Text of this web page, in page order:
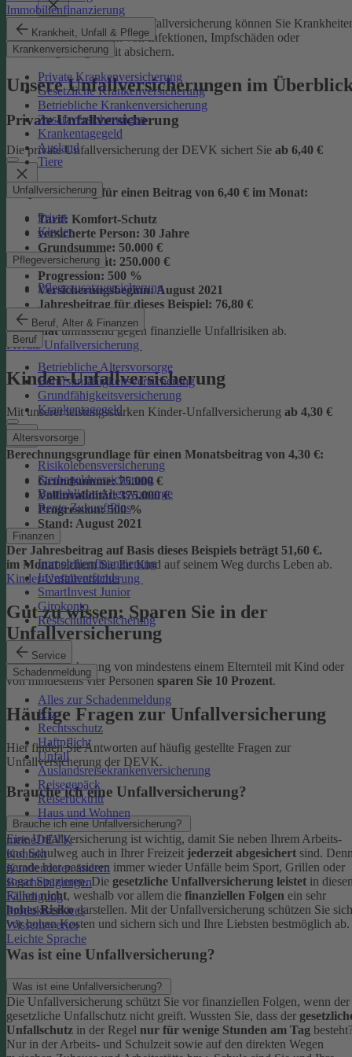
Immobilienfinanzierung
Krankheit, Unfall & Pflege
Krankenversicherung
Private Krankenversicherung
Gesetzliche Krankenversicherung
Betriebliche Krankenversicherung
Zusatzversicherungen
Krankentagegeld
Ausland
Tiere
Unfallversicherung
Privat
Kinder
Pflegeversicherung
Pflegezusatzversicherung
Beruf, Alter & Finanzen
Beruf
Betriebliche Altersvorsorge
Berufsunfähigkeitsversicherung
Grundfähigkeitsversicherung
Krankentagegeld
Altersvorsorge
Risikolebensversicherung
Sterbegeldversicherung
Betriebliche Altersvorsorge
Rente ZukunftPlus
Finanzen
Immobilienfinanzierung
Investmentfonds
SmartInvest Junior
Girokonto
Restschuldversicherung
Service
Schadenmeldung
Alles zur Schadenmeldung
Kfz
Rechtsschutz
Haftpflicht
Unfall
Auslandsreisekrankenversicherung
Reisegepäck
Reiserücktritt
Haus und Wohnen
meineDEVK
Kontakt
Kundendaten ändern
Bescheinigungen
Kündigung
Produktservices
Wissenswertes
Leichte Sprache
Mit der Junior-Plus-Unfallversicherung können Sie
sowie die Folgen von Infektionen, Impfschäden oder
Vergiftungen mit absichern.
Unsere Unfallversicherungen im
Private Unfallversicherung
Die private Unfallversicherung der DEVK sichert Sie ab 6,40 €
Beispielrechnung für einen Beitrag von 6,40 € im Monat:
Tarif: Komfort-Schutz
versicherte Person: 30 Jahre
Grundsumme: 50.000 €
Vollinvalidität: 250.000 €
Progression: 500 %
Versicherungsbeginn:August 2021
Jahresbeitrag für dieses Beispiel: 76,80 €
im Monatumfassend gegen finanzielle Unfallrisiken ab.
Private Unfallversicherung
Kinder-Unfallversicherung
Mit unserer leistungsstarken Kinder-Unfallversicherung ab 4,30 €
Berechnungsgrundlage für einen Monatsbeitrag von 4,30 €:
Grundsumme:75.000 €
Vollinvalidität:375.000 €
Progression:500 %
Stand: August 2021
Der Jahresbeitrag auf Basis dieses Beispiels beträgt 51,60 €.
im Monatsichern Sie Ihr Kind auf seinem Weg durchs Leben ab.
Kinder-Unfallversicherung
Gut zu wissen: Sparen Sie in der
Unfallversicherung
Bei der Versicherung von mindestens einem Elternteil mit Kind oder
von mindestens vier Personen sparen Sie 10 Prozent.
Häufige Fragen zur Unfallversicherung
Hier finden Sie Antworten auf häufig gestellte Fragen zur
Unfallversicherung der DEVK.
Brauche ich eine Unfallversicherung?
Brauche ich eine Unfallversicherung?
Eine Unfallversicherung ist wichtig, damit Sie neben Ihrem Arbeits-
und Schulweg auch in Ihrer Freizeit jederzeit abgesichert sind.
gerade hier passieren immer wieder Unfälle beim Sport, Grillen oder
sogar Spazieren. Die gesetzliche Unfallversicherung leistet in
Fällennicht, weshalb vor allem die finanziellen Folgen ein sehr
hohes Risikodarstellen. Mit der Unfallversicherung schützen Sie sich
vor hohen Kosten und sichern sich und Ihre Liebsten bestmöglich ab.
Was ist eine Unfallversicherung?
Was ist eine Unfallversicherung?
Die Unfallversicherung schützt Sie vor finanziellen Folgen, wenn der
gesetzliche Unfallschutz nicht greift. Wussten Sie, dass der
Unfallschutz in der Regel nur für wenige Stunden am Tag
Nur in der Arbeits- und Schulzeit sowie auf den direkten Wegen